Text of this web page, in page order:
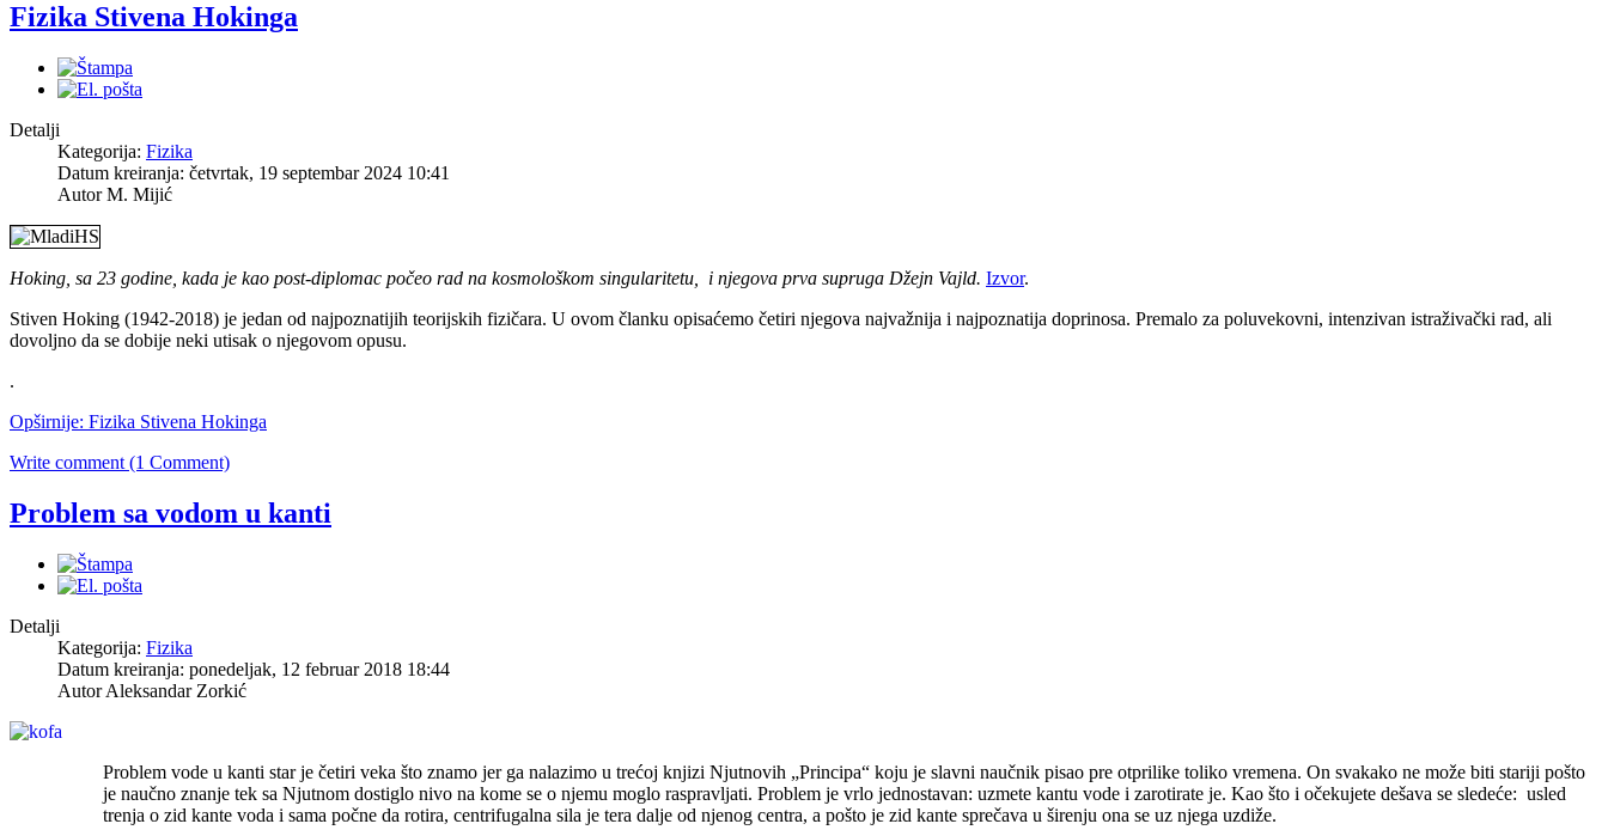
Fizika Stivena Hokinga
Detalji
Kategorija: Fizika
Datum kreiranja: četvrtak, 19 septembar 2024 10:41
Autor M. Mijić
Hoking, sa 23 godine, kada je kao post-diplomac počeo rad na kosmološkom singularitetu, i njegova prva supruga Džejn Vajld. Izvor.
Stiven Hoking (1942-2018) je jedan od najpoznatijih teorijskih fizičara. U ovom članku opisaćemo četiri njegova najvažnija i najpoznatija doprinosa. Premalo za poluvekovni, intenzivan istraživački rad, ali
dovoljno da se dobije neki utisak o njegovom opusu.
.
Opširnije: Fizika Stivena Hokinga
Write comment (1 Comment)
Problem sa vodom u kanti
Detalji
Kategorija: Fizika
Datum kreiranja: ponedeljak, 12 februar 2018 18:44
Autor Aleksandar Zorkić
Problem vode u kanti star je četiri veka što znamo jer ga nalazimo u trećoj knjizi Njutnovih „Principa“ koju je slavni naučnik pisao pre otprilike toliko vremena. On svakako ne može biti stariji pošto
je naučno znanje tek sa Njutnom dostiglo nivo na kome se o njemu moglo raspravljati. Problem je vrlo jednostavan: uzmete kantu vode i zarotirate je. Kao što i očekujete dešava se sledeće: usled
trenja o zid kante voda i sama počne da rotira, centrifugalna sila je tera dalje od njenog centra, a pošto je zid kante sprečava u širenju ona se uz njega uzdiže.